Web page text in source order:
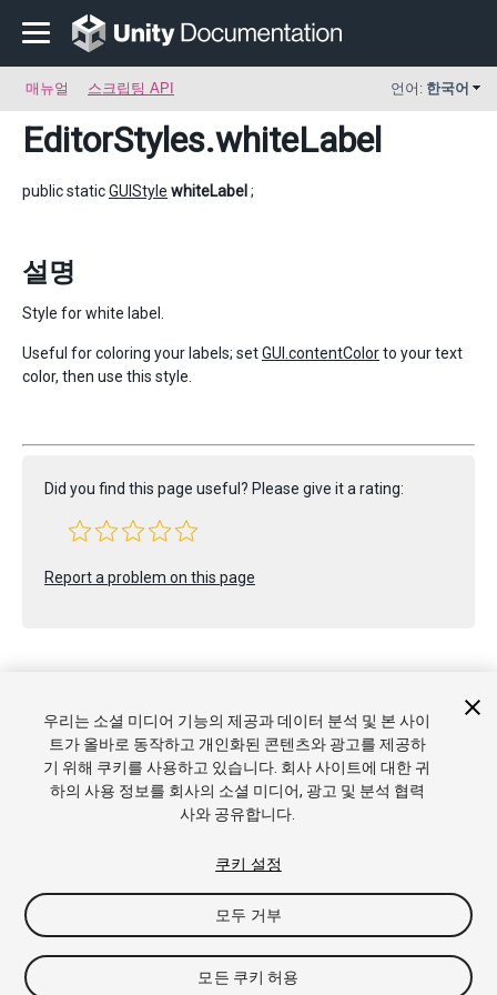
매뉴얼 스크립팅 API 언어: 한국어
EditorStyles.whiteLabel
public staticGUIStyle whiteLabel ;
설명
Style for white label.
Useful for coloring your labels; setGUI.contentColorto your text
color, then use this style.
Did you find this page useful? Please give it a rating:
Report a problem on this page
Copyright © 2020 Unity Technologies. Publication 2020.1
튜토리얼
커뮤니티 답변 기술 자료 포럼 에셋 스토어
및 이용약관
법률정보 개인정보처리방침 쿠키
내 개인정보 판
쿠키 기본 설정
우리는 소셜 미디어 기능의 제공과 데이터 분석 및 본 사이
트가 올바로 동작하고 개인화된 콘텐츠와 광고를 제공하
기 위해 쿠키를 사용하고 있습니다. 회사 사이트에 대한 귀
하의 사용 정보를 회사의 소셜 미디어, 광고 및 분석 협력
사와 공유합니다.
쿠키 설정
모두 거부
모든 쿠키 허용